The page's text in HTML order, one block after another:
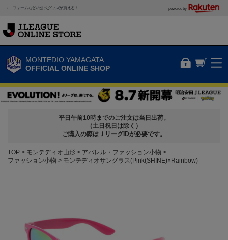
ユニフォームなどの公式グッズが買える！ powered by
MONTEDIO YAMAGATA
OFFICIAL ONLINE SHOP
平日午前10時までのご注文は当日出荷。
（土日祝日は除く）
ご購入の際はＪリーグIDが必要です。
TOP モンテディオ山形
アパレル・ファッション小物
ファッション小物
モンテディオサングラス(Pink(SHINE)×Rainbow)